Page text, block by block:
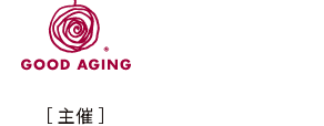
［ 主催 ］